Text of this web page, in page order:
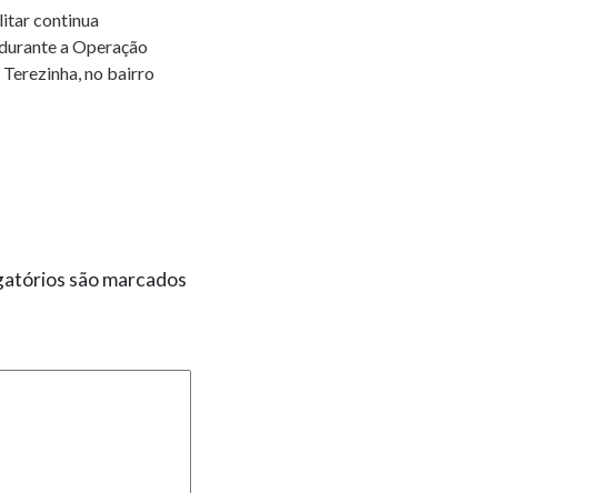
continua
a Operação
no bairro
são marcados